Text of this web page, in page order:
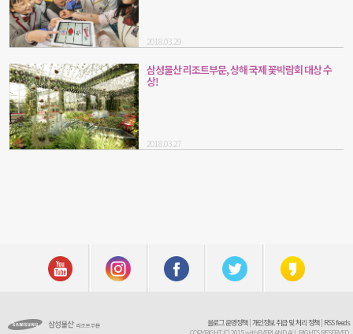
2018.03.29
삼성물산 리조트부문, 상해 국제 꽃박람회 대상 수
상!
2018.03.27
블로그 운영정책| 개인정보 취급 및 처리 정책| RSS feeds